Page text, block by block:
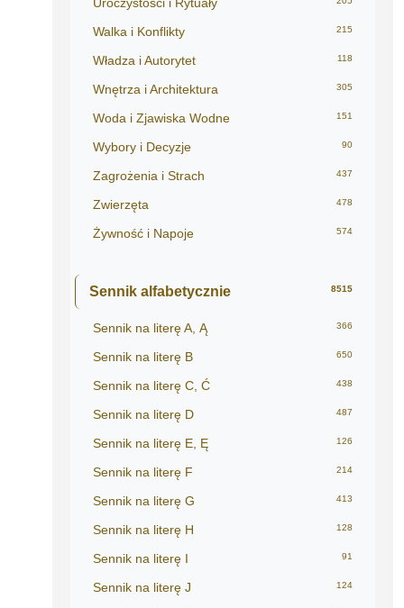
Walka i Konflikty 215
Władza i Autorytet 118
Wnętrza i Architektura 305
Woda i Zjawiska Wodne 151
Wybory i Decyzje 90
Zagrożenia i Strach 437
Zwierzęta 478
Żywność i Napoje 574
Sennik alfabetycznie 8515
Sennik na literę A, Ą 366
Sennik na literę B 650
Sennik na literę C, Ć 438
Sennik na literę D 487
Sennik na literę E, Ę 126
Sennik na literę F 214
Sennik na literę G 413
Sennik na literę H 128
Sennik na literę I 91
Sennik na literę J 124